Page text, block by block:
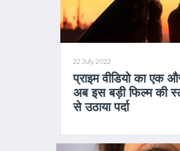
22 July 2022
प्राइम वीडियो का एक
अब इस बड़ी फिल्म की
से उठाया पर्दा